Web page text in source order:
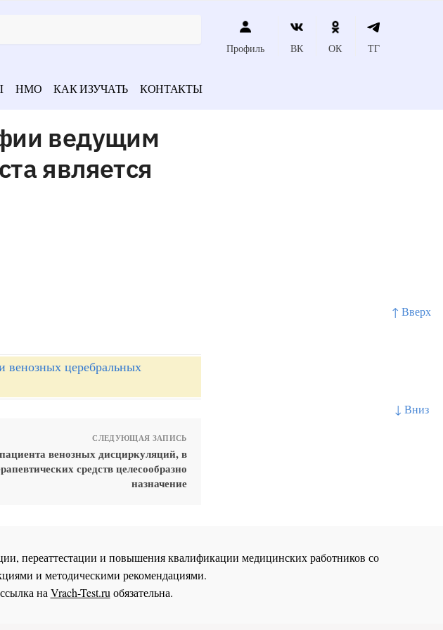
↑ Вверх
↓ Вниз
Профиль ВК ОК ТГ
НМО КАК ИЗУЧАТЬ КОНТАКТЫ
ведущим
является
венозных церебральных
СЛЕДУЮЩАЯ ЗАПИСЬ
венозных дисциркуляций, в
средств целесообразно
назначение
переаттестации и повышения квалификации медицинских работников со
и методическими рекомендациями.
наVrach-Test.ruобязательна.